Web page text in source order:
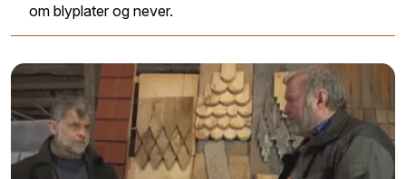
om blyplater og never.